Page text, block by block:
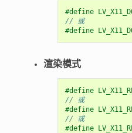
#define
// 或
#define
渲染模式
#define
// 或
#define
// 或
#define